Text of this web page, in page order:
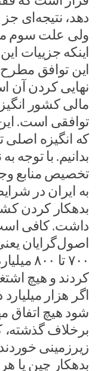
دهد، نتیجه‌ای
ولی علت سوم
اینکه جزییات
این توافق
نهایی کردن آن
مالی کشور
توافقی است.
که انگیزه اصلی
بدانیم. با توجه
تخصیص منابع
به ایران در
بدهکار کردن
داشت. کافی است
۷۰۰ تا
کردند و هیچ
اگر هزار
شود هیچ اتفاق
زیرزمینی
بدهکار چین یا